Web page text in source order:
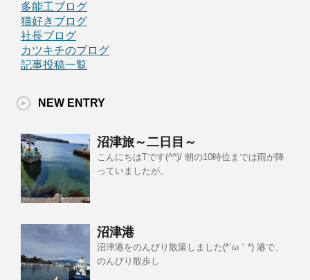
多能工ブログ
猫好きブログ
社長ブログ
カツキチのブログ
記事投稿一覧
NEW ENTRY
沼津旅～二日目～
こんにちはTです(^^)/ 朝の10時位までは雨が降
っていましたが、
沼津港
沼津港をのんびり散策しました(*´ω｀*) 港で、
のんびり散歩し